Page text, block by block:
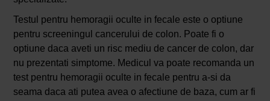
Testul pentru hemoragii oculte in fecale este o optiune
pentru screeningul cancerului de colon. Poate fi o
optiune daca aveti un risc mediu de cancer de colon, dar
nu prezentati simptome. Medicul va poate recomanda un
test pentru hemoragii oculte in fecale pentru a-si da
seama daca ati putea avea o afectiune de baza, cum ar fi